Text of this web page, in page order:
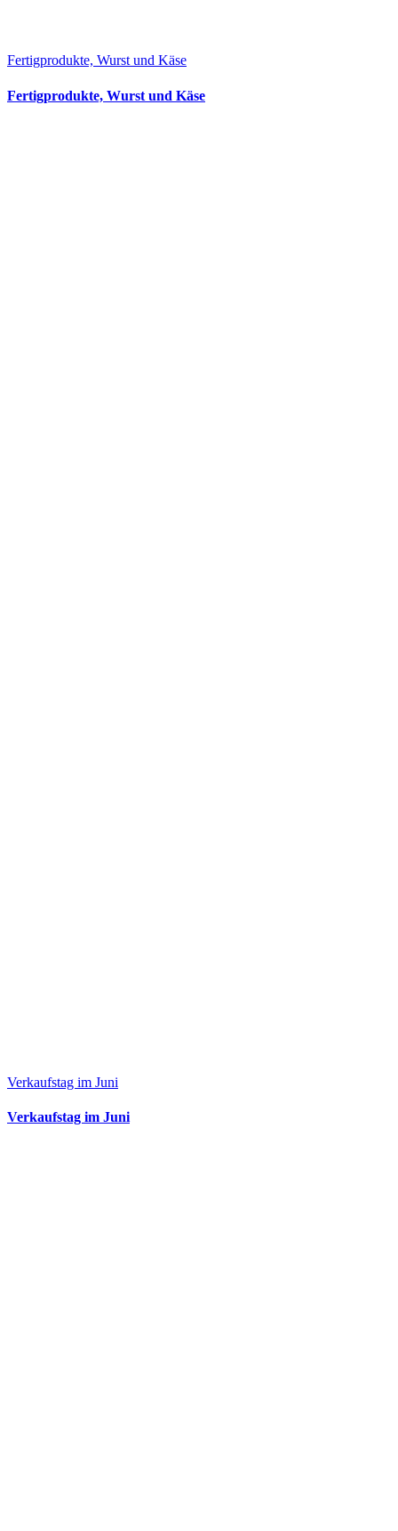
Fertigprodukte, Wurst und Käse
Fertigprodukte, Wurst und Käse
Verkaufstag im Juni
Verkaufstag im Juni